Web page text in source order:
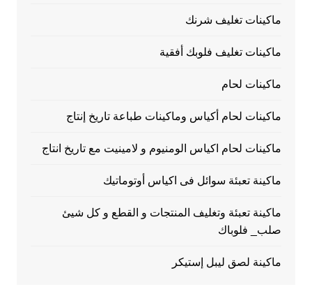
ماكينات تغليف شرنك
ماكينات تغليف فلوبك أفقية
ماكينات لحام
ماكينات لحام أكياس وماكينات طباعة تاريخ إنتاج
ماكينات لحام اكياس الومنيوم و لامينيت مع تاريخ انتاج
ماكينة تعبئة سوائل فى اكياس أوتوماتيك
ماكينة تعبئة وتغليف المنتجات و القطع و كل شيئ
صلب_ فلوباك
ماكينة لصق ليبل إستيكر